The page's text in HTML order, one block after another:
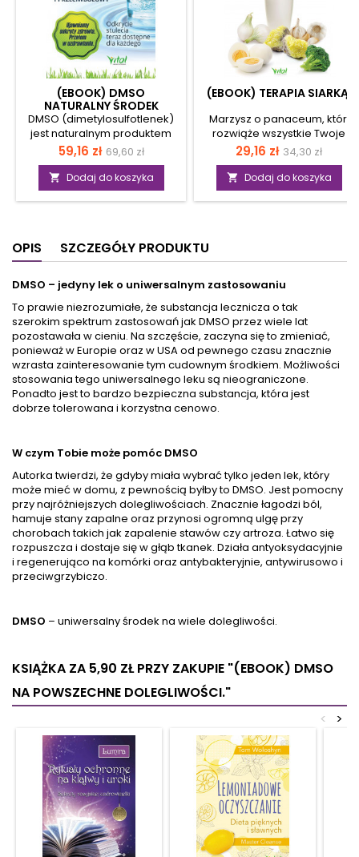
(EBOOK) DMSO
NATURALNY ŚRODEK
PRZECIWZAPALNY I
PRZECIWBÓLOWY.
DMSO (dimetylosulfotlenek)
jest naturalnym produktem
pozyskiwanym z drewna. W
licznych badaniach wykazał
on dużą ilość leczniczych
oddziaływań na ludzki i
zwierzęcy organizm. Może
mieszanka do picia lub
podawany w formie
zastrzyków. Nadaje się do
zwalczania chorób
poważnych i wywołujących
silne bóle oraz do leczenia
codziennych dolegliwości. Z
powodzeniem może być
stosowany przez całą
rodzinę, ponieważ jest wolny
od skutków ubocznych. DMSO
hamuje...
Cena
59,16 zł Cena
podstawowa
69,60 zł
 Dodaj do koszyka
(EBOOK) TERAPIA SIARKĄ.
Marzysz o panaceum, które
rozwiąże wszystkie Twoje
problemy zdrowotne? Dzięki
terapii siarką poprawisz swój
stan zdrowia i pozbędziesz
się różnych chorób i
dolegliwości. Zmniejszysz
Złagodzisz zapalenia stawów
i ścięgien, a długo leczone
urazy przestaną Ci dokuczać.
Usuniesz skutki nadmiernego
stresu i towarzyszące im
nerwobóle oraz skurcze
mięśni. Podniesiesz swoją
odporność na infekcje i
przeziębienia oraz
wyeliminujesz alergie, z
którymi od...
Cena
29,16 zł Cena
podstawowa
34,30 zł
 Dodaj do koszyka
OPIS SZCZEGÓŁY PRODUKTU
DMSO – jedyny lek o uniwersalnym zastosowaniu
To prawie niezrozumiałe, że substancja lecznicza o tak
szerokim spektrum zastosowań jak DMSO przez wiele lat
pozostawała w cieniu. Na szczęście, zaczyna się to zmieniać,
ponieważ w Europie oraz w USA od pewnego czasu znacznie
wzrasta zainteresowanie tym cudownym środkiem. Możliwości
stosowania tego uniwersalnego leku są nieograniczone.
Ponadto jest to bardzo bezpieczna substancja, która jest
dobrze tolerowana i korzystna cenowo.
W czym Tobie może pomóc DMSO
Autorka twierdzi, że gdyby miała wybrać tylko jeden lek, który
może mieć w domu, z pewnością byłby to DMSO. Jest pomocny
przy najróżniejszych dolegliwościach. Znacznie łagodzi ból,
hamuje stany zapalne oraz przynosi ogromną ulgę przy
chorobach takich jak zapalenie stawów czy artroza. Łatwo się
rozpuszcza i dostaje się w głąb tkanek. Działa antyoksydacyjnie
i regenerująco na komórki oraz antybakteryjnie, antywirusowo i
przeciwgrzybiczo.
DMSO – uniwersalny środek na wiele dolegliwości.
KSIĄŻKA ZA 5,90 ZŁPRZY ZAKUPIE "(EBOOK) DMSO
NA POWSZECHNE DOLEGLIWOŚCI."
>
<